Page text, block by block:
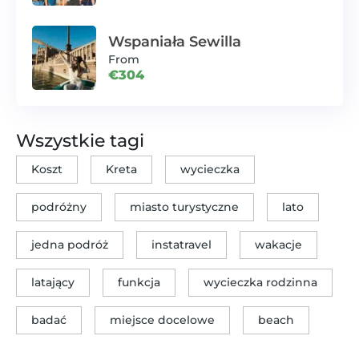
Wspaniała Sewilla
From
€304
Wszystkie tagi
Koszt Kreta wycieczka
podróżny miasto turystyczne lato
jedna podróż instatravel wakacje
latający funkcja wycieczka rodzinna
badać miejsce docelowe beach